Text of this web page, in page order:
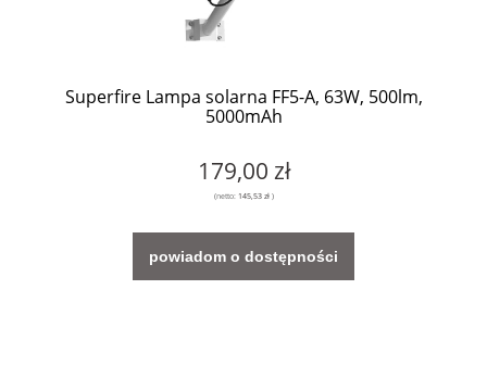
Superfire Lampa solarna FF5-A, 63W, 500lm,
5000mAh
179,00 zł
(netto: 145,53 zł)
powiadom o dostępności